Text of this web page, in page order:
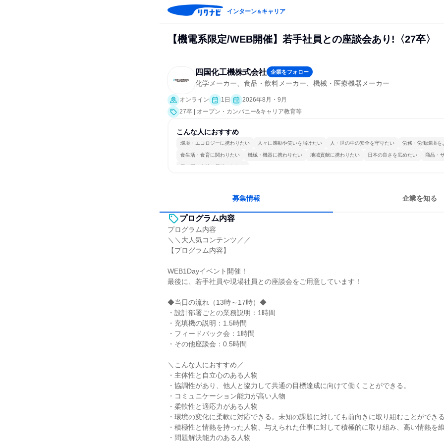
インターン＆キャリア
【機電系限定/WEB開催】若手社員との座談会あり!〈27卒〉
四国化工機株式会社 企業をフォロー
化学メーカー、食品・飲料メーカー、機械・医療機器メーカー
オンライン 1日
2026年8月・9月
27卒 | オープン・カンパニー&キャリア教育等
こんな人におすすめ
環境・エコロジーに携わりたい 人々に感動や笑いを届けたい 人・世の中の安全を守りたい 労務・労働環境を
食生活・食育に関わりたい 機械・機器に携わりたい 地域貢献に携わりたい 日本の良さを広めたい 商品・
長く同じ会社に居続けられる
募集情報 企業を知る
プログラム内容
プログラム内容
＼＼大人気コンテンツ／／
【プログラム内容】
WEB1Dayイベント開催！
最後に、若手社員や現場社員との座談会をご用意しています！
◆当日の流れ（13時～17時）◆
・設計部署ごとの業務説明：1時間
・充填機の説明：1.5時間
・フィードバック会：1時間
・その他座談会：0.5時間
＼こんな人におすすめ／
・主体性と自立心のある人物
・協調性があり、他人と協力して共通の目標達成に向けて働くことができる。
・コミュニケーション能力が高い人物
・柔軟性と適応力がある人物
・環境の変化に柔軟に対応できる。未知の課題に対しても前向きに取り組むことができる
・積極性と情熱を持った人物、与えられた仕事に対して積極的に取り組み、高い情熱を維
・問題解決能力のある人物